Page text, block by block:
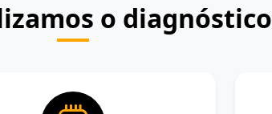
o diagnóstico